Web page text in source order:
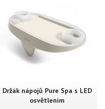
Držák nápojů Pure Spa s LED
osvětlením